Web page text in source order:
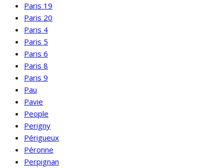
Paris 19
Paris 20
Paris 4
Paris 5
Paris 6
Paris 8
Paris 9
Pau
Pavie
People
Perigny
Périgueux
Péronne
Perpignan